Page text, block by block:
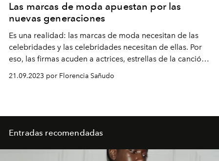
Las marcas de moda apuestan por las
nuevas generaciones
Es una realidad: las marcas de moda necesitan de las
celebridades y las celebridades necesitan de ellas. Por
eso, las firmas acuden a actrices, estrellas de la canción
internacionales para protagonizar sus
campañas. Y en este 2023, la mayor parte de las marcas
21.09.2023 por Florencia Sañudo
Entradas recomendadas